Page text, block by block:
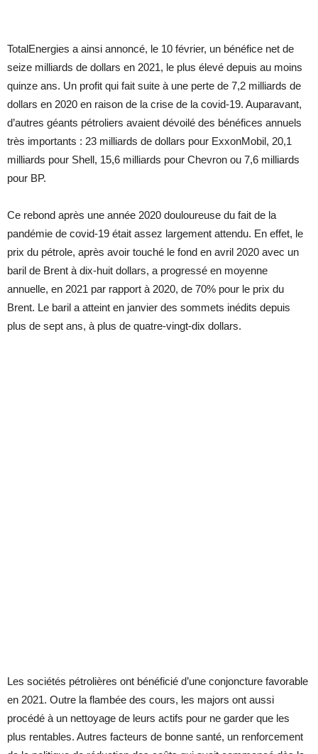
TotalEnergies a ainsi annoncé, le 10 février, un bénéfice net de
seize milliards de dollars en 2021, le plus élevé depuis au moins
quinze ans. Un profit qui fait suite à une perte de 7,2 milliards de
dollars en 2020 en raison de la crise de la covid-19. Auparavant,
d’autres géants pétroliers avaient dévoilé des bénéfices annuels
très importants : 23 milliards de dollars pour ExxonMobil, 20,1
milliards pour Shell, 15,6 milliards pour Chevron ou 7,6 milliards
pour BP.
Ce rebond après une année 2020 douloureuse du fait de la
pandémie de covid-19 était assez largement attendu. En effet, le
prix du pétrole, après avoir touché le fond en avril 2020 avec un
baril de Brent à dix-huit dollars, a progressé en moyenne
annuelle, en 2021 par rapport à 2020, de 70% pour le prix du
Brent. Le baril a atteint en janvier des sommets inédits depuis
plus de sept ans, à plus de quatre-vingt-dix dollars.
Les sociétés pétrolières ont bénéficié d’une conjoncture favorable
en 2021. Outre la flambée des cours, les majors ont aussi
procédé à un nettoyage de leurs actifs pour ne garder que les
plus rentables. Autres facteurs de bonne santé, un renforcement